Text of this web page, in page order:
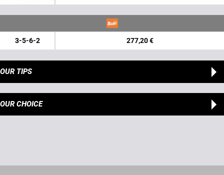
3-5-6-2 277,20 €
OUR TIPS
OUR CHOICE